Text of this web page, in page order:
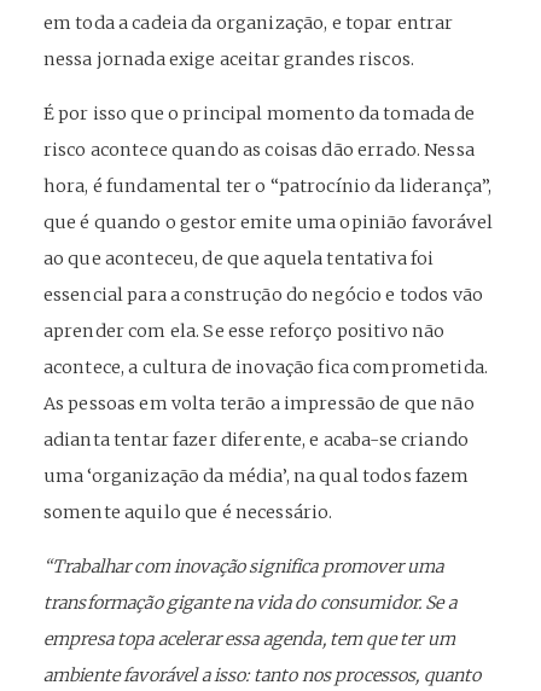
em toda a cadeia da organização, e topar entrar
nessa jornada exige aceitar grandes riscos.
É por isso que o principal momento da tomada de
risco acontece quando as coisas dão errado. Nessa
hora, é fundamental ter o “patrocínio da liderança”,
que é quando o gestor emite uma opinião favorável
ao que aconteceu, de que aquela tentativa foi
essencial para a construção do negócio e todos vão
aprender com ela. Se esse reforço positivo não
acontece, a cultura de inovação fica comprometida.
As pessoas em volta terão a impressão de que não
adianta tentar fazer diferente, e acaba-se criando
uma ‘organização da média’, na qual todos fazem
somente aquilo que é necessário.
“Trabalhar com inovação significa promover uma
transformação gigante na vida do consumidor. Se a
empresa topa acelerar essa agenda, tem que ter um
ambiente favorável a isso: tanto nos processos, quanto